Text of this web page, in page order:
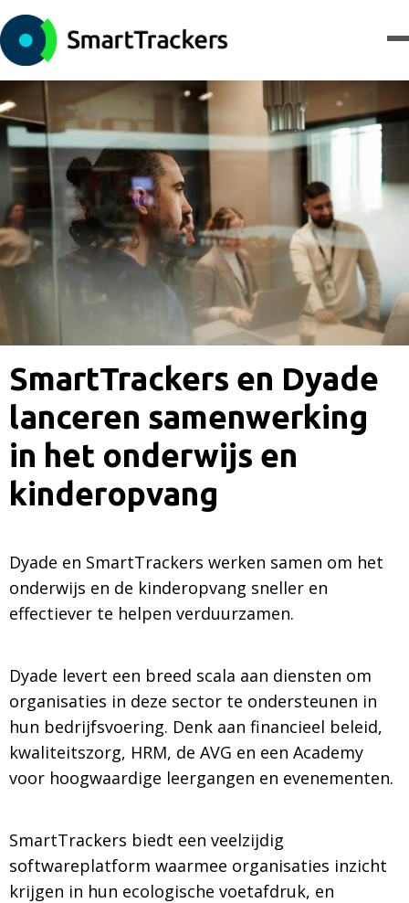
SmartTrackers en Dyade
lanceren samenwerking
in het onderwijs en
kinderopvang
Dyade en SmartTrackers werken samen om het
onderwijs en de kinderopvang sneller en
effectiever te helpen verduurzamen.
Dyade levert een breed scala aan diensten om
organisaties in deze sector te ondersteunen in
hun bedrijfsvoering. Denk aan financieel beleid,
kwaliteitszorg, HRM, de AVG en een Academy
voor hoogwaardige leergangen en evenementen.
SmartTrackers biedt een veelzijdig
softwareplatform waarmee organisaties inzicht
krijgen in hun ecologische voetafdruk, en